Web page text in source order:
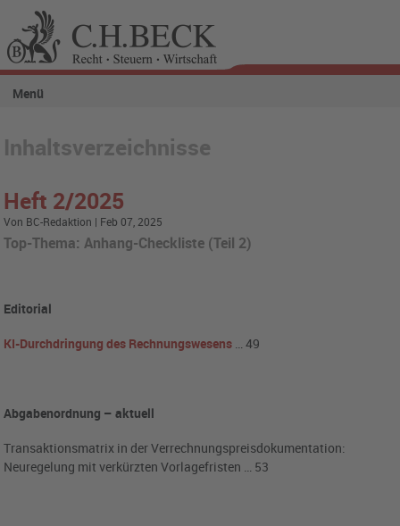
Menü
Inhaltsverzeichnisse
Heft 2/2025
Von BC-Redaktion | Feb 07, 2025
Top-Thema: Anhang-Checkliste (Teil 2)
Editorial
KI-Durchdringung des Rechnungswesens … 49
Abgabenordnung – aktuell
Transaktionsmatrix in der Verrechnungspreisdokumentation:
Neuregelung mit verkürzten Vorlagefristen … 53